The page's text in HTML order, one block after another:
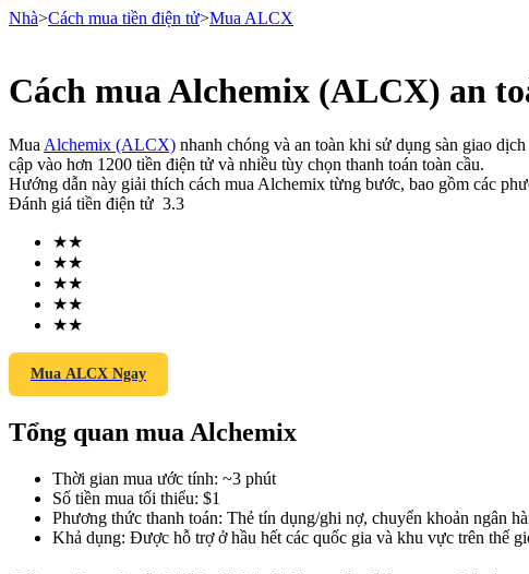
Hợp đồng tương lai
USDT Futures
Futures sử dụng USDT làm tài sản thế chấp
Nhà>Cách mua tiền điện tử>Mua ALCX
Cách mua Alchemix (ALCX) an
Mua Alchemix (ALCX) nhanh chóng và an toàn khi sử dụng sàn giao
cập vào hơn 1200 tiền điện tử và nhiều tùy chọn thanh toán toàn cầu.
Hướng dẫn này giải thích cách mua Alchemix từng bước, bao gồm các
Đánh giá tiền điện tử 3.3
★★
★★
★★
★★
★★
Mua ALCX Ngay
Tổng quan mua Alchemix
Thời gian mua ước tính: ~3 phút
Số tiền mua tối thiểu: $1
Phương thức thanh toán: Thẻ tín dụng/ghi nợ, chuyển khoản ngân
Khả dụng: Được hỗ trợ ở hầu hết các quốc gia và khu vực trên thế